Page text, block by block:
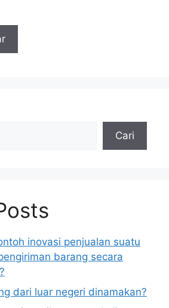
Cari
inovasi penjualan suatu
barang secara
dari luar negeri dinamakan?